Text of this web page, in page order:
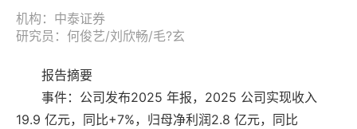
机构：中泰证券
研究员：何俊艺/刘欣畅/毛?玄
报告摘要
事件：公司发布2025 年报，2025 公司实现收入
19.9 亿元，同比+7%，归母净利润2.8 亿元，同比